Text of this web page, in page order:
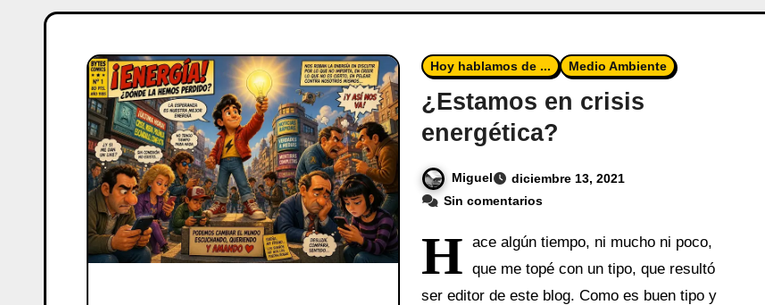
Hoy hablamos de ... Medio Ambiente
¿Estamos en crisis
energética?
Miguel
diciembre 13, 2021
Sin comentarios
H ace algún tiempo, ni mucho ni poco,
que me topé con un tipo, que resultó
ser editor de este blog. Como es buen tipo y